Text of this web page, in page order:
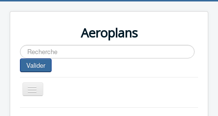
Aeroplans
Rechercher
Valider
Toggle
Navigation